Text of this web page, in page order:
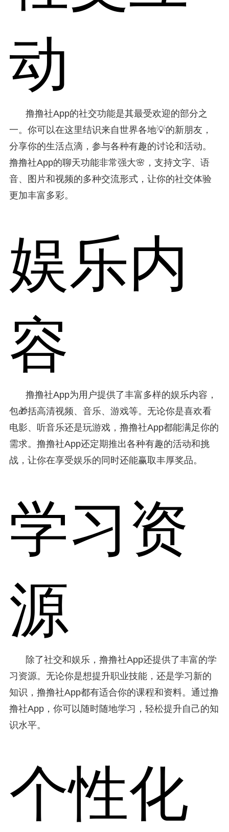
动
撸撸社App的社交功能是其最受欢迎的部分之
一。你可以在这里结识来自世界各地💡的新朋友，
分享你的生活点滴，参与各种有趣的讨论和活动。
撸撸社App的聊天功能非常强大🌸，支持文字、语
音、图片和视频的多种交流形式，让你的社交体验
更加丰富多彩。
娱乐内
容
撸撸社App为用户提供了丰富多样的娱乐内容，
包🎁括高清视频、音乐、游戏等。无论你是喜欢看
电影、听音乐还是玩游戏，撸撸社App都能满足你的
需求。撸撸社App还定期推出各种有趣的活动和挑
战，让你在享受娱乐的同时还能赢取丰厚奖品。
学习资
源
除了社交和娱乐，撸撸社App还提供了丰富的学
习资源。无论你是想提升职业技能，还是学习新的
知识，撸撸社App都有适合你的课程和资料。通过撸
撸社App，你可以随时随地学习，轻松提升自己的知
识水平。
个性化